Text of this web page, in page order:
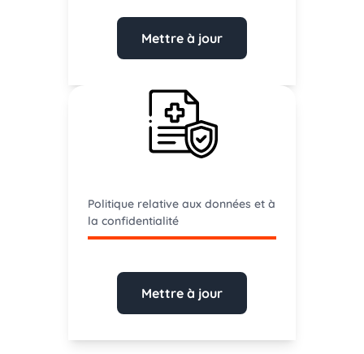
Mettre à jour
Politique relative aux données et à
la confidentialité
Mettre à jour